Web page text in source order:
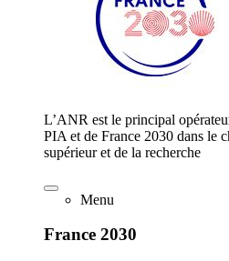
L’ANR est le principal
PIA et de France 2030 dans le
supérieur et de la recherche
Menu
France 2030